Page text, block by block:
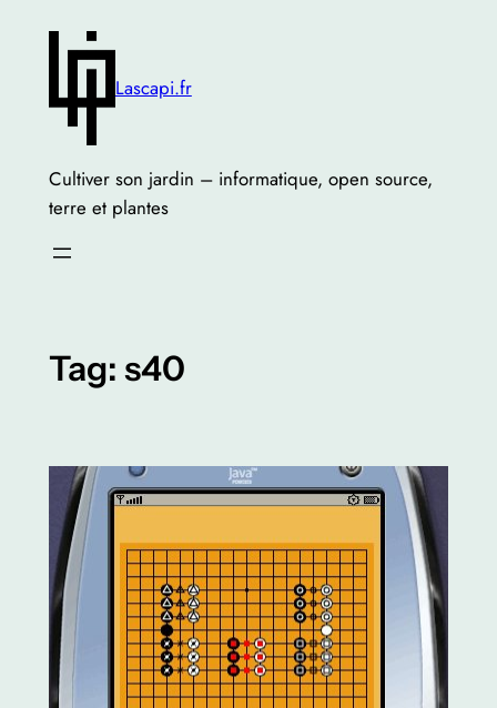
Lascapi.fr
Cultiver son jardin – informatique, open source,
terre et plantes
Tag: s40